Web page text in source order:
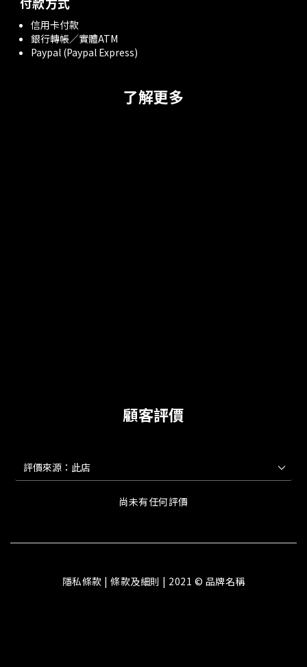
信用卡付款
銀行轉帳／實體ATM
Paypal (Paypal Express)
了解更多
顧客評價
尚未有任何評價
隱私條款 | 條款及細則 | 2021 © 品牌名稱